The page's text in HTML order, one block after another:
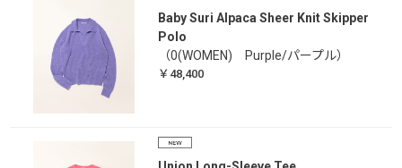
Baby Suri Alpaca Sheer Knit Skipper
Polo
（0(WOMEN) Purple/パープル）
￥48,400